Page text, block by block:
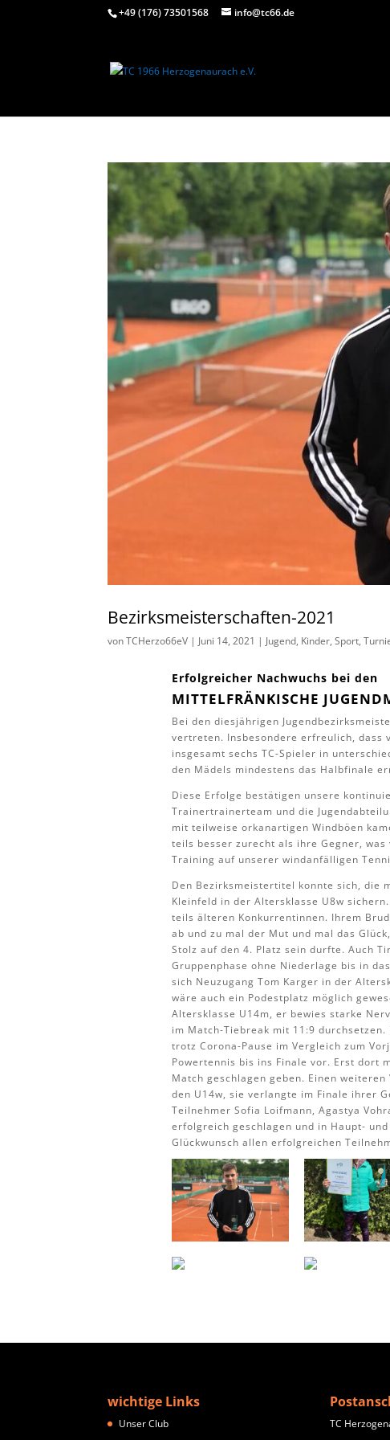
+49 (176) 73501568 info@tc66.de
Bezirksmeisterschaften-2021
vonTCHerzo66eV | Juni 14, 2021 | Jugend, Kinder,Sport,
Erfolgreicher Nachwuchs bei den
MITTELFRÄNKISCHE
Bei den diesjährigen
vertreten. Insbesondere erfreulich, dass
insgesamt sechs TC-Spieler in
den Mädels mindestens das Halbfinale
Diese Erfolge bestätigen unsere
Trainertrainerteam und die
mit teilweise orkanartigen Windböen
teils besser zurecht als ihre Gegner,
Training auf unserer windanfälligen
Den Bezirksmeistertitel konnte sich, die
Kleinfeld in der Altersklasse U8w
teils älteren Konkurrentinnen. Ihrem
ab und zu mal der Mut und mal das
Stolz auf den 4. Platz sein durfte. Auch
Gruppenphase ohne Niederlage bis in
sich Neuzugang Tom Karger in der
wäre auch ein Podestplatz möglich
Altersklasse U14m, er bewies starke
im Match-Tiebreak mit 11:9
trotz Corona-Pause im Vergleich zum
Powertennis bis ins Finale vor. Erst dort
Match geschlagen geben. Einen
den U14w, sie verlangte im Finale ihrer
Teilnehmer Sofia Loifmann, Agastya
erfolgreich geschlagen und in Haupt-
Glückwunsch allen erfolgreichen
wichtige Links
Unser Club
TC